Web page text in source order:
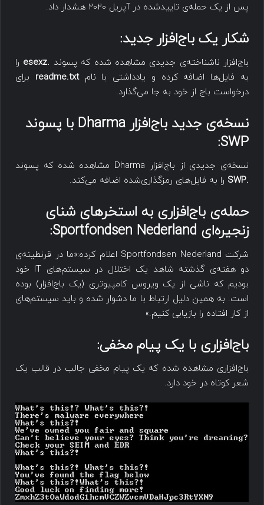
پس از یک حمله‌ی تاییدشده در آپریل 2020 هشدار داد.
شکار یک باج‌افزار جدید:
باج‌افزار ناشناخته‌ی جدیدی مشاهده شده که پسوند .esexz
را
به فایل‌ها اضافه کرده و یادداشتی با نامreadme.txt برای
درخواست باج از خود به جا می‌گذارد.
نسخه‌ی جدید باج‌افزار Dharma با پسوند
SWP
:
نسخه‌ی جدیدی از باج‌افزار Dharma مشاهده شده که پسوند
.SWP
را به فایل‌های رمزگذاری‌شده اضافه می‌کند.
حمله‌ی باج‌افزاری به استخرهای شنای
زنجیره‌ای Sportfondsen Nederland
:
شرکت Sportfondsen Nederland اعلام کرده:«ما در قرنطینه‌ی
دو هفته‌ی گذشته شاهد یک اختلال در سیستم‌های IT خود
بودیم که ناشی از یک ویروس کامپیوتری (یک باج‌افزار) بوده
است. به همین دلیل ارتباط با ما دشوار شده و باید سیستم‌های
از کار افتاده را بازیابی کنیم.»
باج‌افزاری با یک پیام مخفی:
باج‌افزاری مشاهده شده که یک پیام مخفی جالب در قالب یک
شعر کوتاه در خود دارد.